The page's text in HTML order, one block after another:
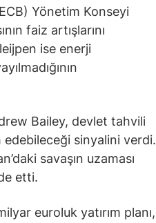
Yönetim Konseyi
faiz artışlarını
ise enerji
Bailey, devlet tahvili
edebileceği sinyalini verdi.
savaşın uzaması
etti.
euroluk yatırım planı,